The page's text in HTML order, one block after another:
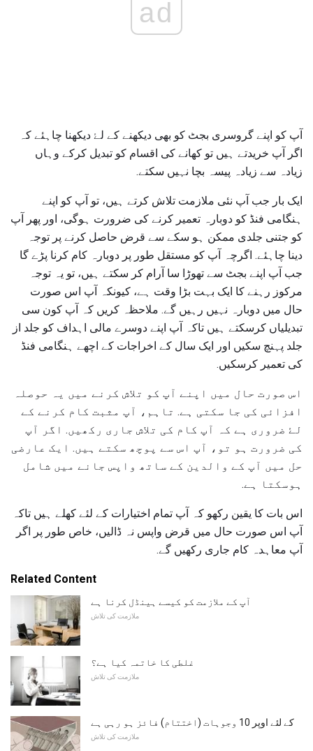
ad
آپ کو اپنے گروسری بجٹ کو بھی دیکھنے کے لۓ دیکھنا چاہئے کہ
اگر آپ خریدتے ہیں تو کھانے کی اقسام کو تبدیل کرکے وہاں
زیادہ سے زیادہ پیسہ بچا نہیں سکتے.
ایک بار جب آپ نئی ملازمت تلاش کرتے ہیں، تو آپ کو اپنے
ہنگامی فنڈ کو دوبارہ تعمیر کرنے کی ضرورت ہوگی، اور پھر آپ
کو جتنی جلدی ممکن ہو سکے سے قرض حاصل کرنے پر توجہ
دینا چاہئے. اگرچہ آپ کو مستقل طور پر دوبارہ کام کرنا پڑے گا
جب آپ اپنے بجٹ سے تھوڑا سا آرام کر سکتے ہیں، تو یہ توجہ
مرکوز رہنے کا ایک بہت بڑا وقت ہے، کیونکہ آپ اس صورت
حال میں دوبارہ نہیں رہیں گے. ملاحظہ کریں کہ آپ کون سی
تبدیلیاں کرسکتے ہیں تاکہ آپ اپنے دوسرے مالی اہداف کو جلد از
جلد پہنچ سکیں اور ایک سال کے اخراجات کے اچھے ہنگامی فنڈ
کی تعمیر کرسکیں.
اس صورت حال میں اپنے آپ کو تلاش کرنے میں یہ حوصلہ
افزائی کی جا سکتی ہے. تاہم، آپ مثبت کام کرنے کے
لۓ ضروری ہے کہ آپ کام کی تلاش جاری رکھیں. اگر آپ
کی ضرورت ہو تو، آپ اس سے پوچھ سکتے ہیں. ایک عارضی
حل میں آپ کے والدین کے ساتھ واپس جانے میں شامل
ہوسکتا ہے.
اس بات کا یقین رکھو کہ آپ تمام اختیارات کے لئے کھلے ہیں تاکہ
آپ اس صورت حال میں قرض واپس نہ ڈالیں، خاص طور پر اگر
آپ معاہدہ کام جاری رکھیں گے.
Related Content
آپ کے ملازمت کو کیسے ہینڈل کرنا ہے
ملازمت کی تلاش
غلطی کا خاتمہ کیا ہے؟
ملازمت کی تلاش
کے لئے اوپر 10 وجوہات (اختتام) فائز ہو رہی ہے
ملازمت کی تلاش